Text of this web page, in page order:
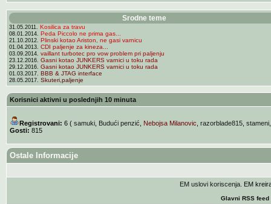
Srodne teme
31.05.2011. Kosilica za travu
08.01.2014. Peda Piccolo ne prima gas...
21.10.2012. Plinski kotao Ariston, ne gasi varnicu
01.04.2013. CDI paljenje za kineza...
03.09.2014. vaillant turbotec pro vow problem pri paljenju
23.12.2016. Gasni kotao JUNKERS varnici u toku rada
29.12.2016. Gasni kotao JUNKERS varnici u toku rada
01.03.2017. BBB & JTAG interface
28.05.2017. Skuteri,paljenje
Korisnici aktivni u poslednjih 10 minuta
Registrovani: 6 ( samuki, Budući penzić Nebojsa Milanovic razorblade815, stameni
Gosti: 815
Ostale Informacije
EM uslovi koriscenja . EM
Glavni RSS feed